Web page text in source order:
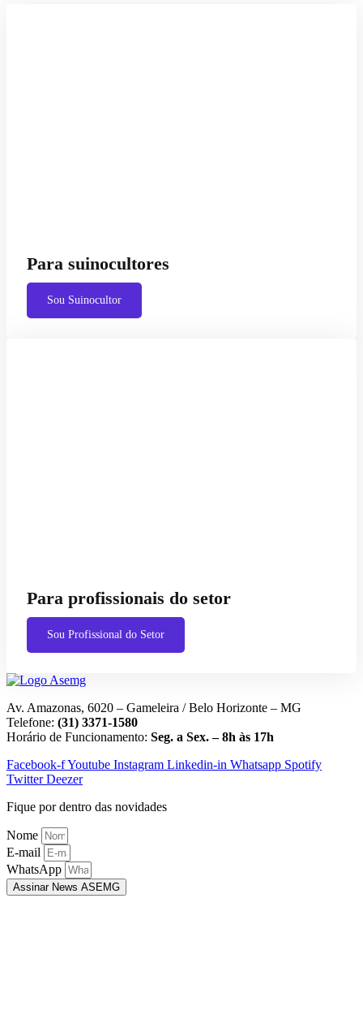
Para suinocultores
Sou Suinocultor
Para profissionais do setor
Sou Profissional do Setor
Av. Amazonas, 6020 – Gameleira / Belo Horizonte – MG
Telefone: (31) 3371-1580
Horário de Funcionamento: Seg. a Sex. – 8h às 17h
Facebook-fYoutube Instagram Linkedin-in Whatsapp Spotify
Twitter Deezer
Fique por dentro das novidades
Nome
E-mail
WhatsApp
Assinar News ASEMG